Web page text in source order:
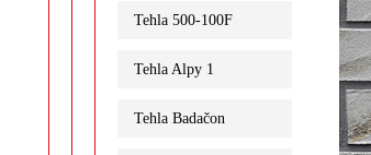
Tehla 500-100F
Tehla Alpy 1
Tehla Badačon